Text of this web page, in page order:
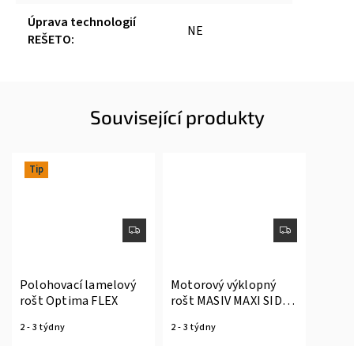
Úprava technologií
REŠETO: NE
Související produkty
Tip
Polohovací lamelový
rošt Optima FLEX
2 - 3 týdny
Motorový výklopný
rošt MASIV MAXI SIDE
2 - 3 týdny